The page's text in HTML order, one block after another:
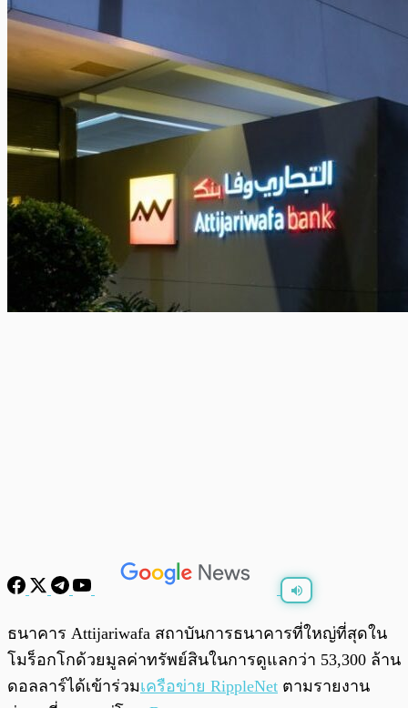
0:00 /0:00
ธนาคาร Attijariwafa สถาบันการธนาคารที่ใหญ่ที่สุดใน
โมร็อกโกด้วยมูลค่าทรัพย์สินในการดูแลกว่า 53,300 ล้าน
ดอลลาร์ได้เข้าร่วมเครือข่าย RippleNet ตามรายงาน